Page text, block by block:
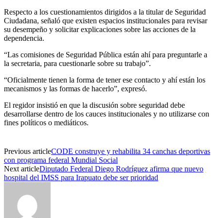
Respecto a los cuestionamientos dirigidos a la titular de Seguridad
Ciudadana, señaló que existen espacios institucionales para revisar
su desempeño y solicitar explicaciones sobre las acciones de la
dependencia.
“Las comisiones de Seguridad Pública están ahí para preguntarle a
la secretaria, para cuestionarle sobre su trabajo”.
“Oficialmente tienen la forma de tener ese contacto y ahí están los
mecanismos y las formas de hacerlo”, expresó.
El regidor insistió en que la discusión sobre seguridad debe
desarrollarse dentro de los cauces institucionales y no utilizarse con
fines políticos o mediáticos.
Previous articleCODE construye y rehabilita 34 canchas deportivas
con programa federal Mundial Social
Next articleDiputado Federal Diego Rodríguez afirma que nuevo
hospital del IMSS para Irapuato debe ser prioridad